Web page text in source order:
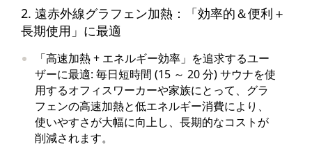
2. 遠赤外線グラフェン加熱：「効率的＆便利＋
長期使用」に最適
「高速加熱 + エネルギー効率」を追求するユー
ザーに最適: 毎日短時間 (15 ～ 20 分) サウナを使
用するオフィスワーカーや家族にとって、グラ
フェンの高速加熱と低エネルギー消費により、
使いやすさが大幅に向上し、長期的なコストが
削減されます。